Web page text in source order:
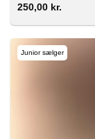
250,00 kr.
Junior sælger